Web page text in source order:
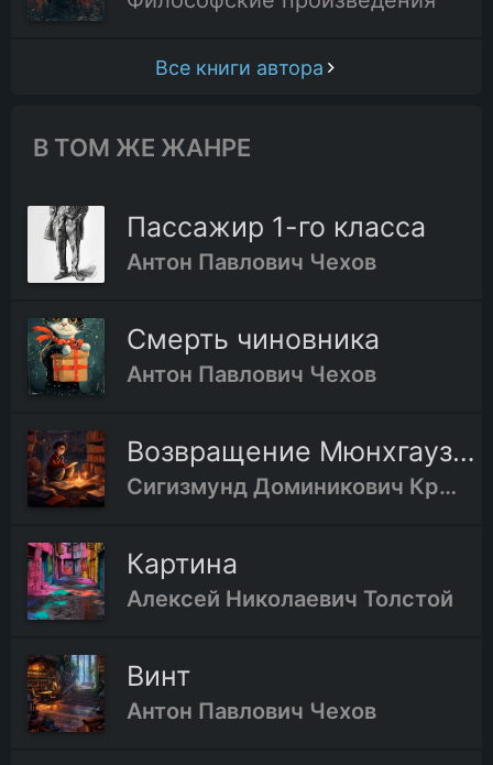
Все книги автора
В ТОМ ЖЕ ЖАНРЕ
Пассажир 1-го класса
Антон Павлович Чехов
Смерть чиновника
Антон Павлович Чехов
Возвращение Мюнхгаузена
Сигизмунд Доминикович Кржижановский
Картина
Алексей Николаевич Толстой
Винт
Антон Павлович Чехов